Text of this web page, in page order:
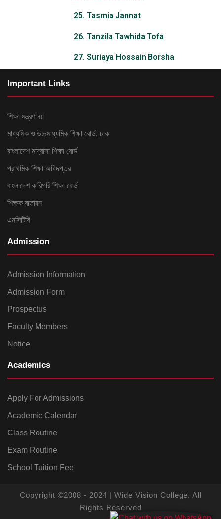
25. Tasmia Jannat
26. Tanzila Tawhida Tofa
27. Suriaya Hossain Borsha
Important Links
শিক্ষা মন্ত্রণালয়
মাধ্যমিক ও উচ্চমাধ্যমিক শিক্ষা বোর্ড, ঢাকা
বাংলাদেশ মাদ্রাসা শিক্ষা বোর্ড
প্রাথমিক শিক্ষা অধিদপ্তর
বাংলাদেশ কারিগরি শিক্ষা বোর্ড
শিক্ষক বাতায়ন
এনসিটিবি
Admission
Admission Information
Admission Form
Prospectus
Faculty Members
Notice
Academics
Apply For Admissions
Academic Calendar
Class Routine
Exam Routine
School Tuition Fee
Copyright ©2008 - 2024 | Wide Vision College. All
Rights Reserved